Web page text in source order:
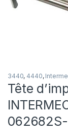
3440, 4440,
Tête